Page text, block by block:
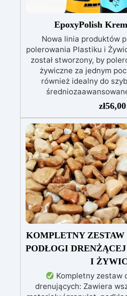
574/2014 – Oznakowanie
EN 1504-2 oraz
Właściwości
EpoxyPolish
Nowa linia produktów
polerowania Plastiku i
został stworzony, by
żywiczne za jednym
również idealny do
delikatnych zadrapań,
defektów na żywicznej
usuwa defekty
ścierne o ziarnistości
pozostawia
pozbawione
ciemniejszych żelkotach,
więcej
zł56,00
KOMPLETNY
PODŁOGI
I
Kompletny zestaw
drenujących: Zawiera